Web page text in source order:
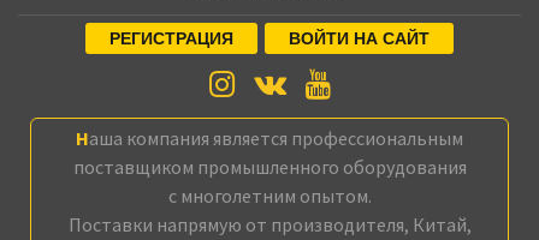
РЕГИСТРАЦИЯ ВОЙТИ НА САЙТ
Наша компания является профессиональным
поставщиком промышленного оборудования
с многолетним опытом.
Поставки напрямую от производителя, Китай,